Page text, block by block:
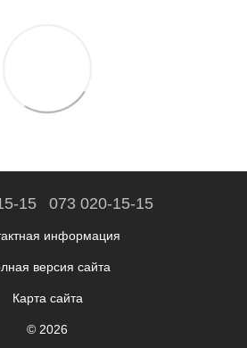
15 073 020-15-15
информация
версия сайта
Карта сайта
© 2026